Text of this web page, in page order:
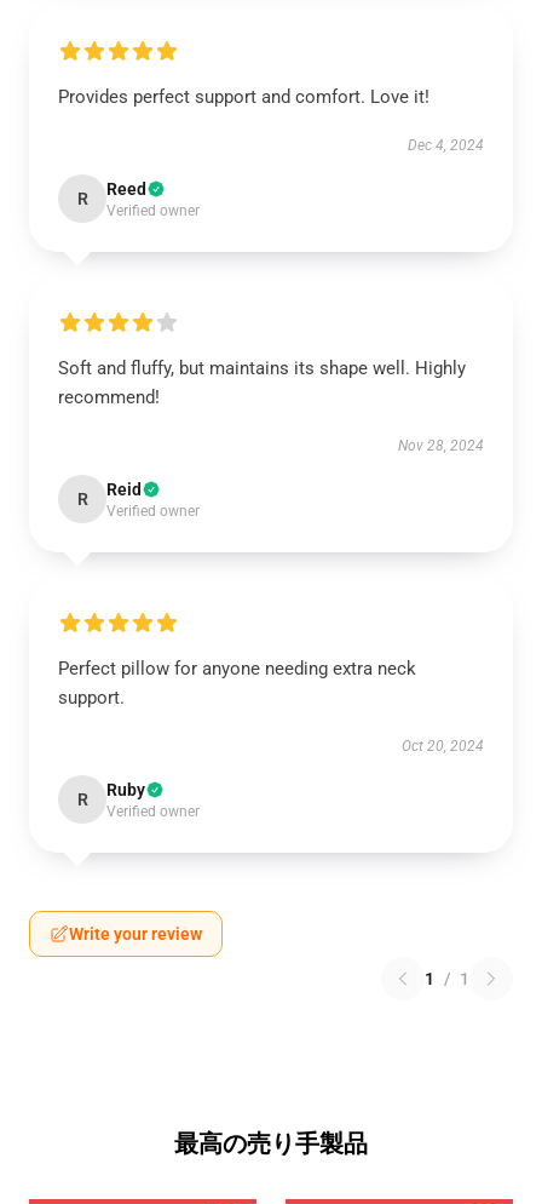
Provides perfect support and comfort. Love it!
Dec 4, 2024
R Reed
Verified owner
Soft and fluffy, but maintains its shape well. Highly
recommend!
Nov 28, 2024
R Reid
Verified owner
Perfect pillow for anyone needing extra neck
support.
Oct 20, 2024
R Ruby
Verified owner
Write your review
1 / 1
最高の売り手製品